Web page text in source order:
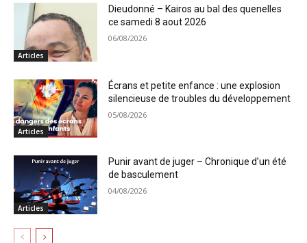
Articles
Dieudonné – Kairos au bal des quenelles
ce samedi 8 aout 2026
06/08/2026
Articles
Écrans et petite enfance : une explosion
silencieuse de troubles du développement
05/08/2026
Articles
Punir avant de juger – Chronique d’un été
de basculement
04/08/2026